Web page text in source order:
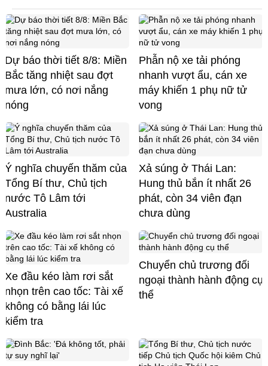
Dự báo thời tiết 8/8: Miền
Bắc tăng nhiệt sau đợt
mưa lớn, có nơi nắng
nóng
Phẫn nộ xe tải phóng
nhanh vượt ẩu, cán xe
máy khiến 1 phụ nữ tử
vong
Ý nghĩa chuyến thăm của
Tổng Bí thư, Chủ tịch
nước Tô Lâm tới
Australia
Xả súng ở Thái Lan:
Hung thủ bắn ít nhất 26
phát, còn 34 viên đạn
chưa dùng
Xe đầu kéo làm rơi sắt
nhọn trên cao tốc: Tài xế
không có bằng lái lúc
kiểm tra
Chuyển chủ trương đối
ngoại thành hành động cụ
thể